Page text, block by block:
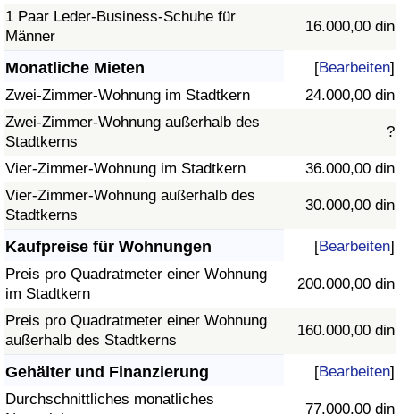
1 Paar Leder-Business-Schuhe für
Männer
16.000,00 din
Monatliche Mieten [Bearbeiten]
Zwei-Zimmer-Wohnung im Stadtkern
24.000,00 din
Zwei-Zimmer-Wohnung außerhalb des
Stadtkerns
?
Vier-Zimmer-Wohnung im Stadtkern
36.000,00 din
Vier-Zimmer-Wohnung außerhalb des
Stadtkerns
30.000,00 din
Kaufpreise für Wohnungen [Bearbeiten]
Preis pro Quadratmeter einer Wohnung
im Stadtkern
200.000,00 din
Preis pro Quadratmeter einer Wohnung
außerhalb des Stadtkerns
160.000,00 din
Gehälter und Finanzierung [Bearbeiten]
Durchschnittliches monatliches
77.000,00 din